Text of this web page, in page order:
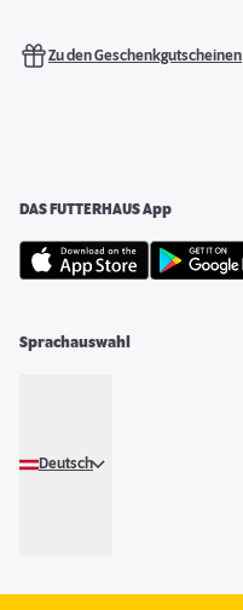
Zu den Geschenkgutscheinen
DAS FUTTERHAUS App
Sprachauswahl
Deutsch